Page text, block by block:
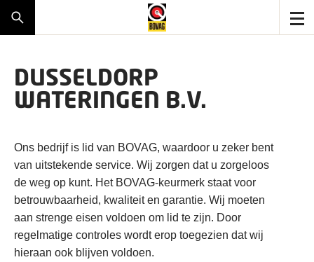
DUSSELDORP
WATERINGEN B.V.
Ons bedrijf is lid van BOVAG, waardoor u zeker bent
van uitstekende service. Wij zorgen dat u zorgeloos
de weg op kunt. Het BOVAG-keurmerk staat voor
betrouwbaarheid, kwaliteit en garantie. Wij moeten
aan strenge eisen voldoen om lid te zijn. Door
regelmatige controles wordt erop toegezien dat wij
hieraan ook blijven voldoen.